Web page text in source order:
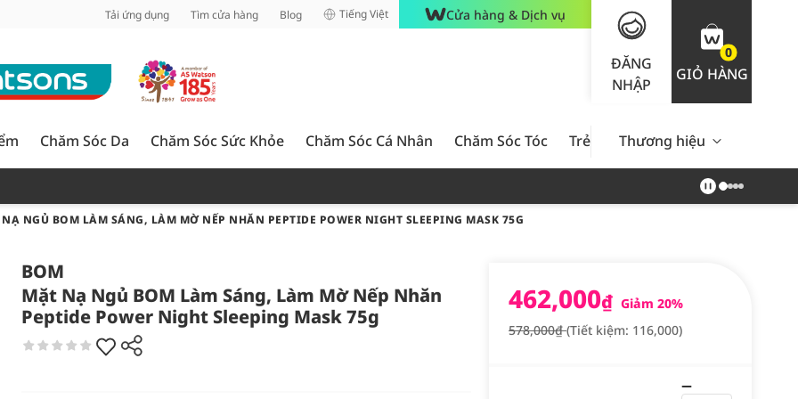
Tải ứng dụng Tìm cửa hàng Blog Tiếng Việt Cửa hàng & Dịch vụ
ĐĂNG
NHẬP
0
GIỎ HÀNG
Chăm Sóc Da Chăm Sóc Sức Khỏe Chăm Sóc Cá Nhân Chăm Sóc Tóc Trẻ Em Nam Giới Chăm Sóc
Thương hiệu
NẠ NGỦ BOM LÀM SÁNG, LÀM MỜ NẾP NHĂN PEPTIDE POWER NIGHT SLEEPING MASK 75G
BOM
Mặt Nạ Ngủ BOM Làm Sáng, Làm Mờ Nếp Nhăn
Peptide Power Night Sleeping Mask 75g
462,000₫ Giảm 20%
578,000₫(Tiết kiệm: 116,000)